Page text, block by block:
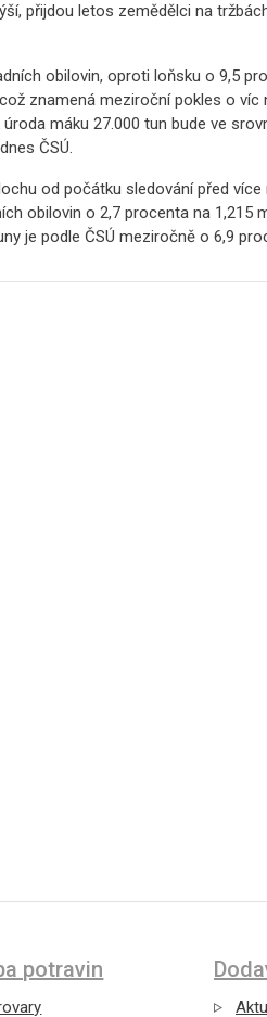
přijdou letos zemědělci na
obilovin, oproti loňsku o 9,5
znamená meziroční pokles o víc
máku 27.000 tun bude ve
ČSÚ.
od počátku sledování před více
obilovin o 2,7 procenta na 1,215
je podle ČSÚ meziročně o 6,9
potravin